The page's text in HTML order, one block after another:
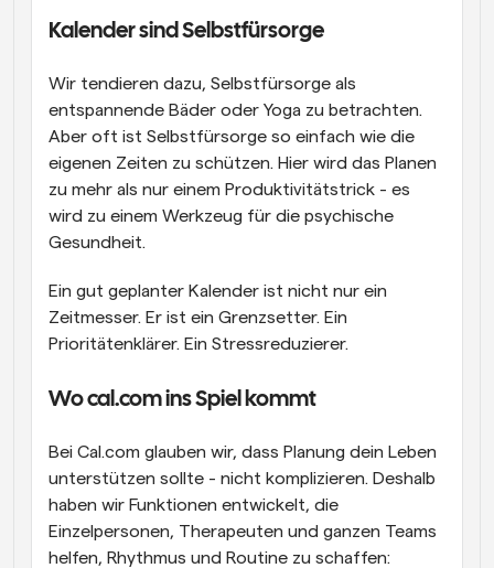
Kalender sind Selbstfürsorge
Wir tendieren dazu, Selbstfürsorge als
entspannende Bäder oder Yoga zu betrachten.
Aber oft ist Selbstfürsorge so einfach wie die
eigenen Zeiten zu schützen. Hier wird das Planen
zu mehr als nur einem Produktivitätstrick - es
wird zu einem Werkzeug für die psychische
Gesundheit.
Ein gut geplanter Kalender ist nicht nur ein
Zeitmesser. Er ist ein Grenzsetter. Ein
Prioritätenklärer. Ein Stressreduzierer.
Wo cal.com ins Spiel kommt
Bei Cal.com glauben wir, dass Planung dein Leben
unterstützen sollte - nicht komplizieren. Deshalb
haben wir Funktionen entwickelt, die
Einzelpersonen, Therapeuten und ganzen Teams
helfen, Rhythmus und Routine zu schaffen: